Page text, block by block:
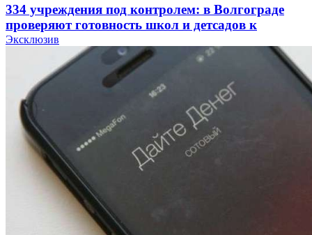
334 учреждения под контролем: в Волгограде
проверяют готовность школ и детсадов к
учебному году
Покушение на убийство в Волгограде: девушка
напала на незнакомую женщину с ножом
12:39
Сладкий праздник в Волгограде: в Центральном
парке прошёл фестиваль „Арбузный переполох“
Эксклюзив